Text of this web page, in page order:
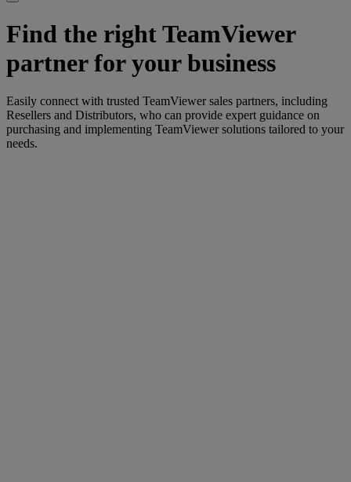
Find the right TeamViewer
partner for your business
Easily connect with trusted TeamViewer sales partners, including
Resellers and Distributors, who can provide expert guidance on
purchasing and implementing TeamViewer solutions tailored to your
needs.